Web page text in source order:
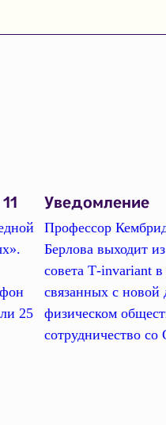
25
Уведомление
Профессор
Берлова выходит
совета Т-invariant
связанных с новой
физическом
сотрудничество